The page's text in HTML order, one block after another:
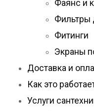
Фаянс и
Фильтры
Фитинги
Экраны
Доставка и
Как это
Услуги